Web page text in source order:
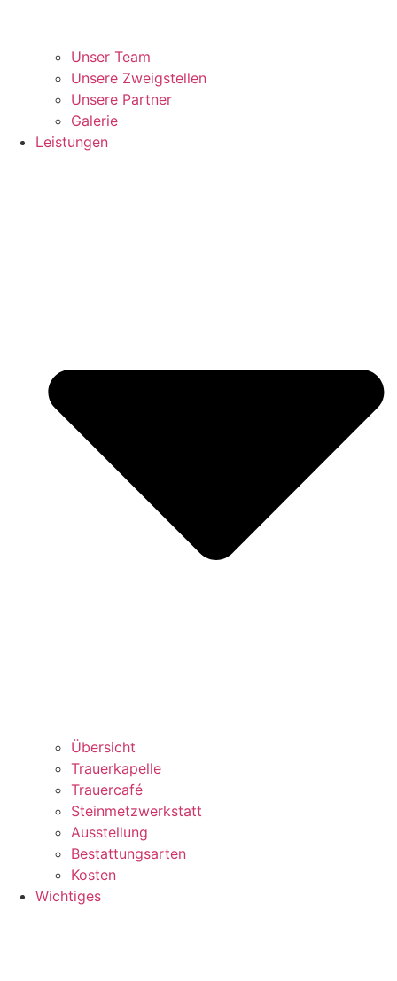
Unser Team
Unsere Zweigstellen
Unsere Partner
Galerie
Leistungen
Übersicht
Trauerkapelle
Trauercafé
Steinmetzwerkstatt
Ausstellung
Bestattungsarten
Kosten
Wichtiges